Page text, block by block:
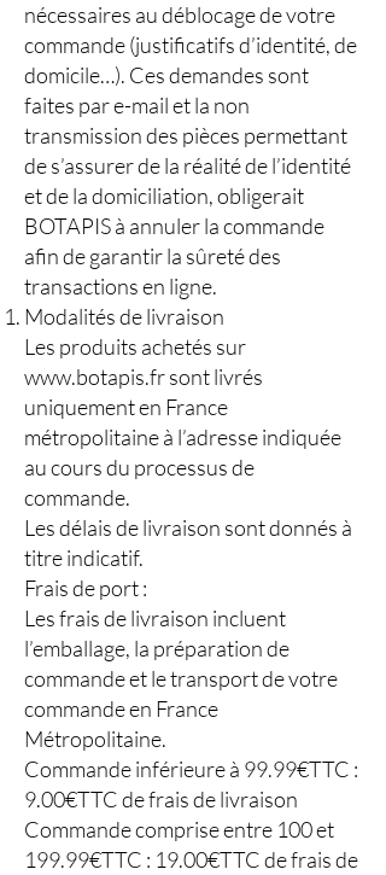
nécessaires au déblocage de votre
commande (justificatifs d’identité, de
domicile…). Ces demandes sont
faites par e-mail et la non
transmission des pièces permettant
de s’assurer de la réalité de l’identité
et de la domiciliation, obligerait
BOTAPIS à annuler la commande
afin de garantir la sûreté des
transactions en ligne.
Modalités de livraison
Les produits achetés sur
www.botapis.frsont livrés
uniquement en France
métropolitaine à l’adresse indiquée
au cours du processus de
commande.
Les délais de livraison sont donnés à
titre indicatif.
Frais de port :
Les frais de livraison incluent
l’emballage, la préparation de
commande et le transport de votre
commande en France
Métropolitaine.
Commande inférieure à 99.99€TTC :
9.00€TTC de frais de livraison
Commande comprise entre 100 et
199.99€TTC : 19.00€TTC de frais de